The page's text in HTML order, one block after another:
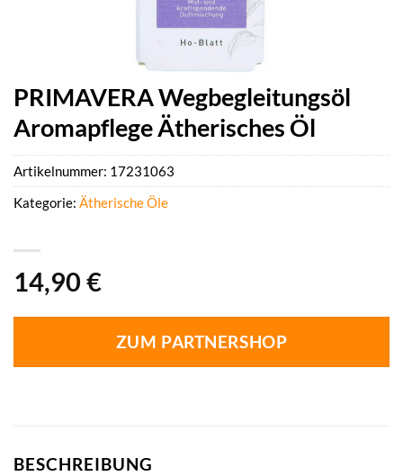
PRIMAVERA Wegbegleitungsöl
Aromapflege Ätherisches Öl
14,90 €
ZUM PARTNERSHOP
Artikelnummer: 17231063
Kategorie: Ätherische Öle
BESCHREIBUNG